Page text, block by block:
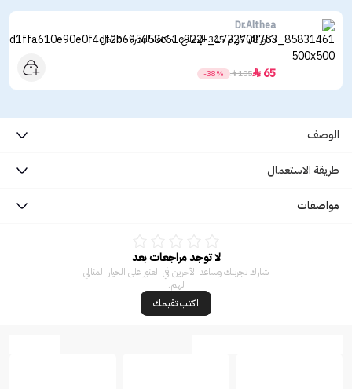
Dr.Althea
دكتور الثيا كريم 345 للإصلاح المكثف للبشرة - 50مل
65

105

-38%
الوصف
طريقة الاستعمال
مواصفات
لا توجد مراجعات بعد
شارك تجربتك وساعد الآخرين في العثور على الخيار المثالي
لهم.
اكتب تقيمك